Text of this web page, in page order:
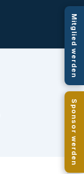
Mitglied werden
Sponsor werden